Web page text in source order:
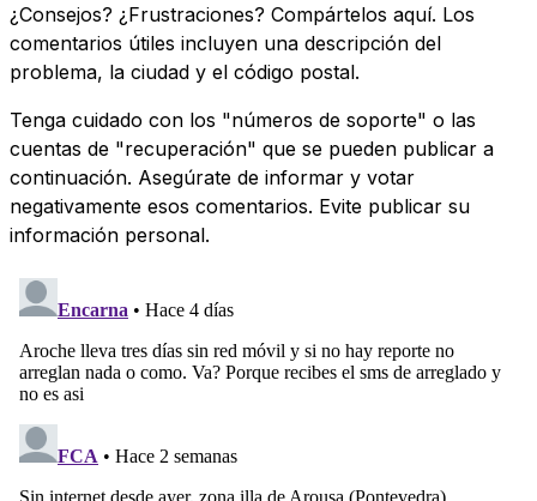
¿Consejos? ¿Frustraciones? Compártelos aquí. Los
comentarios útiles incluyen una descripción del
problema, la ciudad y el código postal.
Tenga cuidado con los "números de soporte" o las
cuentas de "recuperación" que se pueden publicar a
continuación. Asegúrate de informar y votar
negativamente esos comentarios. Evite publicar su
información personal.